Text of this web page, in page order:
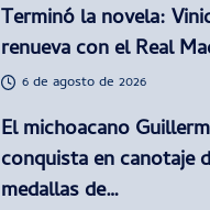
Terminó la novela:
renueva con el Real
6 de agosto de 2026
El michoacano
conquista en canotaje
medallas de…